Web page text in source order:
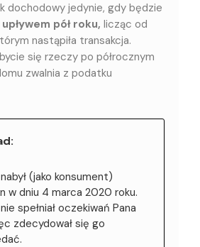
dochodowy jedynie, gdy będzie
pół roku, licząc od
nastąpiła transakcja.
się rzeczy po półrocznym
zwalnia z podatku
(jako konsument)
w dniu 4 marca 2020 roku.
spełniał oczekiwań Pana
zdecydował się go